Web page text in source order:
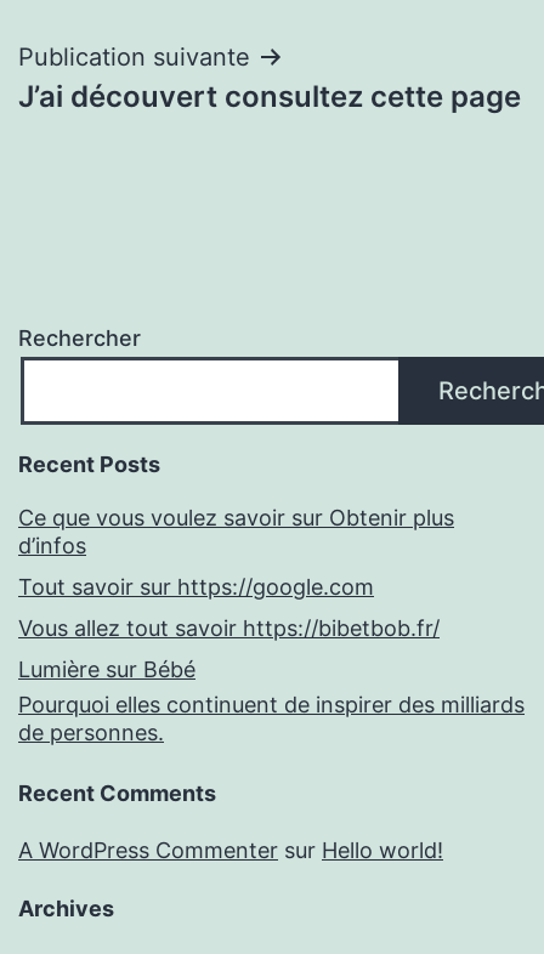
Publication suivante
J’ai découvert consultez cette page
Rechercher
Recent Posts
Ce que vous voulez savoir sur Obtenir plus
d’infos
Tout savoir sur https://google.com
Vous allez tout savoir https://bibetbob.fr/
Lumière sur Bébé
Pourquoi elles continuent de inspirer des milliards
de personnes.
Recent Comments
A WordPress Commenter sur Hello world!
Archives